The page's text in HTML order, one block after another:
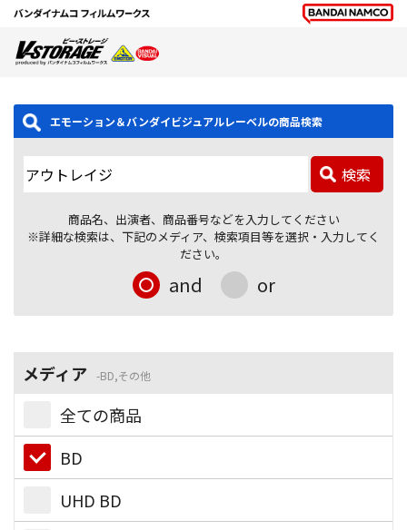
エモーション＆バンダイビジュアルレーベルの商品検索
検索
商品名、出演者、商品番号などを入力してください
※詳細な検索は、下記のメディア、検索項目等を選択・入力してく
ださい。
and or
メディア BD,その他
全ての商品
BD
UHD BD